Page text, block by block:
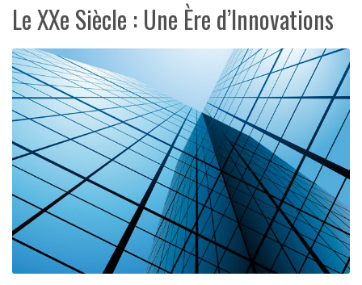
Le XXe Siècle : Une Ère d’Innovations